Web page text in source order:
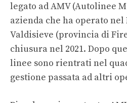
legato ad AMV (Autolinee
azienda che ha operato
Valdisieve (provincia di
chiusura nel 2021. Dopo
linee sono rientrati nel
gestione passata ad altri